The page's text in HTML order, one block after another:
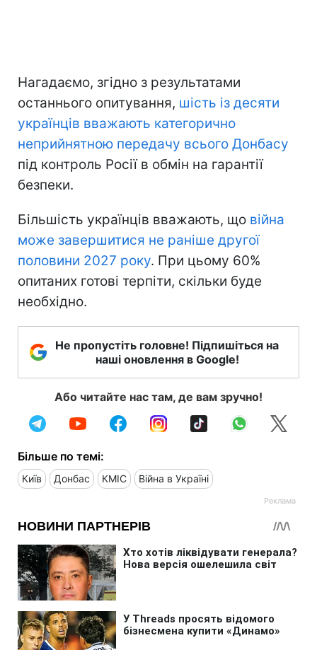
Нагадаємо, згідно з результатами
останнього опитування, шість із десяти
українців вважають категорично
неприйнятною передачу всього Донбасу
під контроль Росії в обмін на гарантії
безпеки.
Більшість українців вважають, що війна
може завершитися не раніше другої
половини 2027 року. При цьому 60%
опитаних готові терпіти, скільки буде
необхідно.
Не пропустіть головне! Підпишіться на
наші оновлення в Google!
Або читайте нас там, де вам зручно!
Більше по темі:
Київ Донбас КМІС Війна в Україні